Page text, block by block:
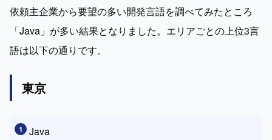
依頼主企業から要望の多い開発言語を調べてみたところ
「Java」が多い結果となりました。エリアごとの上位3言
語は以下の通りです。
東京
Java